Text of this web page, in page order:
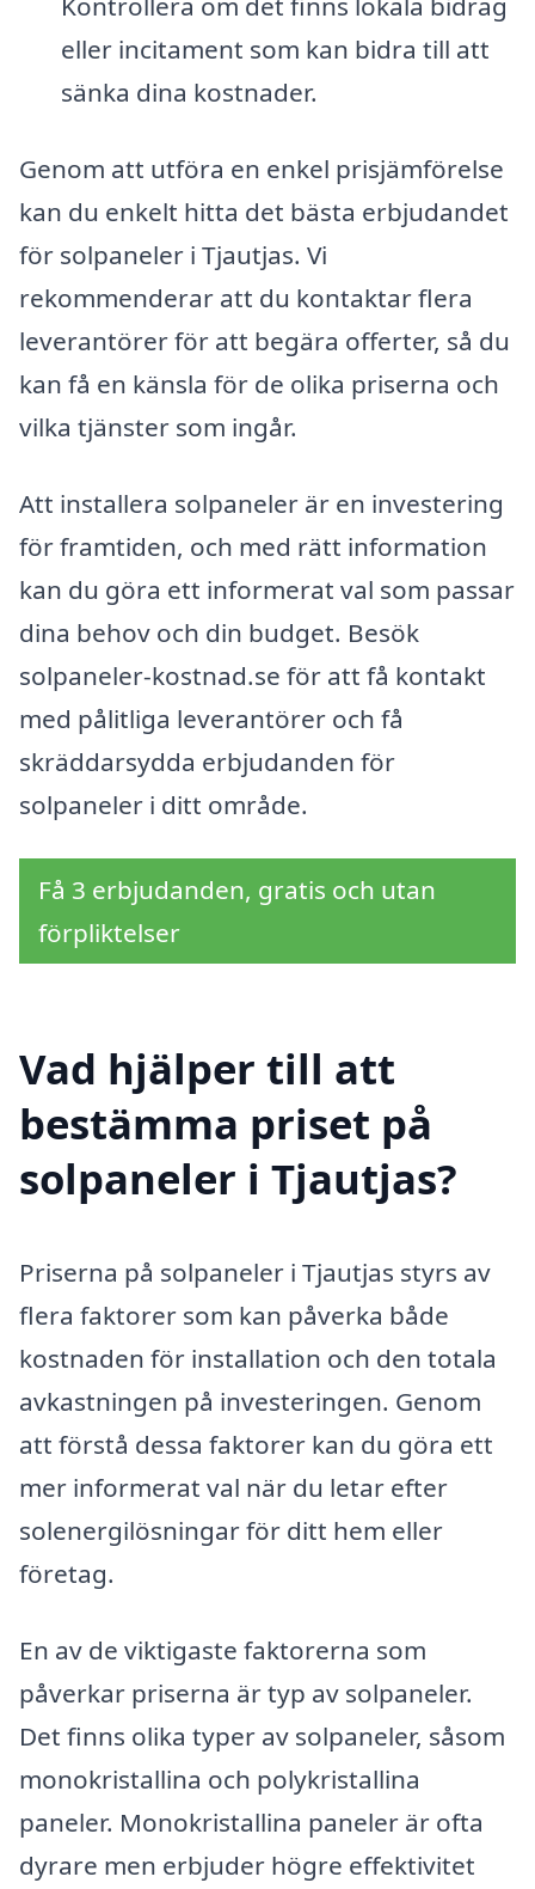
eller incitament som kan bidra till att
sänka dina kostnader.
Genom att utföra en enkel prisjämförelse
kan du enkelt hitta det bästa erbjudandet
för solpaneler i Tjautjas. Vi
rekommenderar att du kontaktar flera
leverantörer för att begära offerter, så du
kan få en känsla för de olika priserna och
vilka tjänster som ingår.
Att installera solpaneler är en investering
för framtiden, och med rätt information
kan du göra ett informerat val som passar
dina behov och din budget. Besök
solpaneler-kostnad.se för att få kontakt
med pålitliga leverantörer och få
skräddarsydda erbjudanden för
solpaneler i ditt område.
Få 3 erbjudanden, gratis och utan
förpliktelser
Vad hjälper till att
bestämma priset på
solpaneler i Tjautjas?
Priserna på solpaneler i Tjautjas styrs av
flera faktorer som kan påverka både
kostnaden för installation och den totala
avkastningen på investeringen. Genom
att förstå dessa faktorer kan du göra ett
mer informerat val när du letar efter
solenergilösningar för ditt hem eller
företag.
En av de viktigaste faktorerna som
påverkar priserna är typ av solpaneler.
Det finns olika typer av solpaneler, såsom
monokristallina och polykristallina
paneler. Monokristallina paneler är ofta
dyrare men erbjuder högre effektivitet